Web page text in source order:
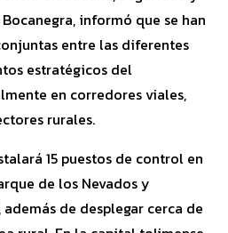
informó que se han
entre las diferentes
estratégicos del
en corredores viales,
rurales.
15 puestos de control en
de los Nevados y
de desplegar cerca de